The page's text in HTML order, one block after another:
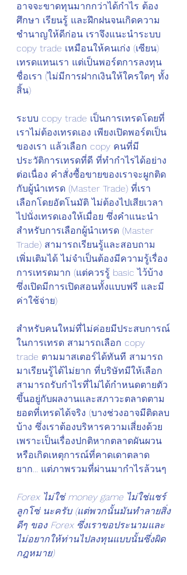
อาจจะขาดทุนมากกว่าได้กำไร ต้อง
ศึกษา เรียนรู้ และฝึกฝนจนเกิดความ
ชำนาญให้ดีก่อน เราจึงแนะนำระบบ
copy trade เหมือนให้คนเก่ง (เซียน)
เทรดแทนเรา แต่เป็นพอร์ตการลงทุน
ชื่อเรา (ไม่มีการฝากเงินให้ใครใดๆ ทั้ง
สิ้น)
ระบบ copy trade เป็นการเทรดโดยที่
เราไม่ต้องเทรดเอง เพียงเปิดพอร์ตเป็น
ของเรา แล้วเลือก copy คนที่มี
ประวัติการเทรดที่ดี ที่ทำกำไรได้อย่าง
ต่อเนื่อง คำสั่งซื้อขายของเราจะผูกติด
กับผู้นำเทรด (Master Trade) ที่เรา
เลือกโดยอัตโนมัติ ไม่ต้องไปเสียเวลา
ไปนั่งเทรดเองให้เมื่อย ซึ่งคำแนะนำ
สำหรับการเลือกผู้นำเทรด (Master
Trade) สามารถเรียนรู้และสอบถาม
เพิ่มเติมได้ ไม่จำเป็นต้องมีความรู้เรื่อง
การเทรดมาก (แต่ควรรู้ basic ไว้บ้าง
ซึ่งเปิดมีการเปิดสอนทั้งแบบฟรี และมี
ค่าใช้จ่าย)
สำหรับคนใหม่ที่ไม่ค่อยมีประสบการณ์
ในการเทรด สามารถเลือก copy
trade ตามมาสเตอร์ได้ทันที สามารถ
มาเรียนรู้ได้ไม่ยาก ที่บริษัทมีให้เลือก
สามารถรับกำไรที่ไม่ได้กำหนดตายตัว
ขึ้นอยู่กับผลงานและสภาวะตลาดตาม
ยอดที่เทรดได้จริง (บางช่วงอาจมีติดลบ
บ้าง ซึ่งเราต้องบริหารความเสี่ยงด้วย
เพราะเป็นเรื่องปกติหากตลาดผันผวน
หรือเกิดเหตุการณ์ที่คาดเดาตลาด
ยาก... แต่ภาพรวมที่ผ่านมากำไรล้วนๆ
Forex ไม่ใช่ money game ไม่ใช่แชร์
ลูกโซ่ นะครับ (แต่พวกนั้นมันทำลายสิ่ง
ดีๆ ของ Forex ซึ่งเราขอประนามและ
ไม่อยากให้ท่านไปลงทุนแบบนั้นซึ่งผิด
กฎหมาย)